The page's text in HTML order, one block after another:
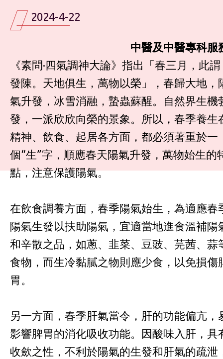
2024-4-22
中醫及中醫專科服
《素問·四氣調神大論》指出「春三月，此謂
發陳。天地俱生，萬物以榮」，春歸大地，
氣升發，冰雪消融，蟄蟲蘇醒。自然界生機
發，一派欣欣向榮的景象。所以，春季養生
精神、飲食、起居各方面，都必須著重於一
個“生”字，順應春天陽氣升發，萬物始生的
點，注意保護陽氣。
在飲食調養方面，春季陽氣始生，為適應春
陽氣生發以扶助陽氣，宜適當地進食溫補陽
和辛散之品，如蔥、韭菜、豆豉、芫茜、蒜
食物，而生冷黏膩之物則應少食，以免損傷
胃。
另一方面，春季肝氣當令，肝的功能偏亢，
影響脾胃的消化吸收功能。因酸味入肝，具
收歛之性，不利於陽氣的生發和肝氣的疏泄